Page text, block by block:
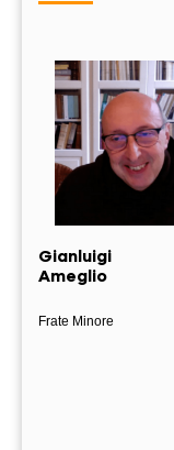
Gianluigi
Ameglio
Frate Minore